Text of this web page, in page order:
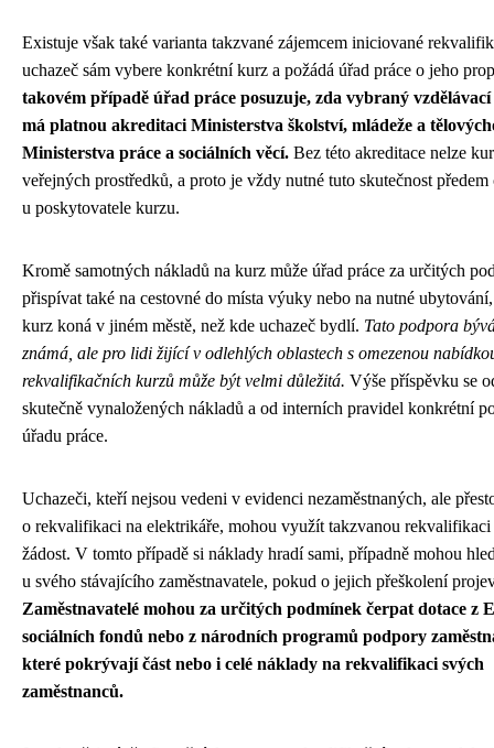
Existuje však také varianta takzvané zájemcem iniciované
uchazeč sám vybere konkrétní kurz a požádá úřad práce o jeho
takovém případě úřad práce posuzuje, zda vybraný
má platnou akreditaci Ministerstva školství, mládeže a
Ministerstva práce a sociálních věcí. Bez této akreditace nelze
veřejných prostředků, a proto je vždy nutné tuto skutečnost
u poskytovatele kurzu.
Kromě samotných nákladů na kurz může úřad práce za určitých
přispívat také na cestovné do místa výuky nebo na nutné
kurz koná v jiném městě, než kde uchazeč bydlí. Tato podpora
známá, ale pro lidi žijící v odlehlých oblastech s omezenou
rekvalifikačních kurzů může být velmi důležitá. Výše příspěvku se
skutečně vynaložených nákladů a od interních pravidel konkrétní
úřadu práce.
Uchazeči, kteří nejsou vedeni v evidenci nezaměstnaných, ale
o rekvalifikaci na elektrikáře, mohou využít takzvanou rekvalifikaci
žádost. V tomto případě si náklady hradí sami, případně mohou
u svého stávajícího zaměstnavatele, pokud o jejich přeškolení
Zaměstnavatelé mohou za určitých podmínek čerpat dotace z
sociálních fondů nebo z národních programů podpory
které pokrývají část nebo i celé náklady na rekvalifikaci svých
zaměstnanců.